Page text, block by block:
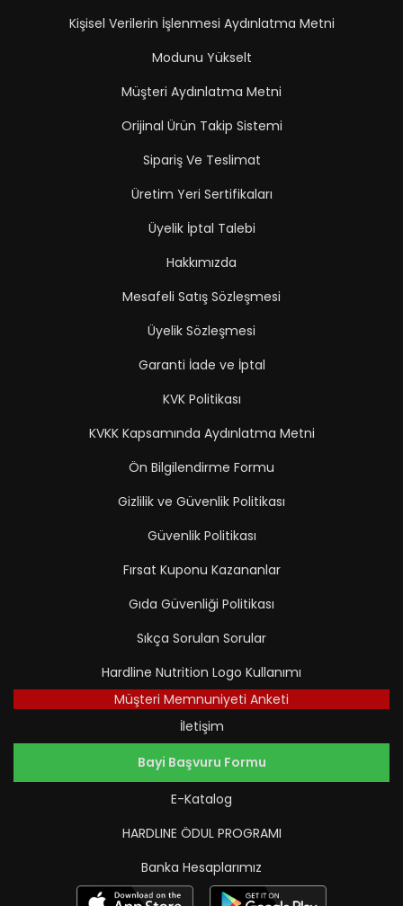
Kişisel Verilerin İşlenmesi Aydınlatma Metni
Modunu Yükselt
Müşteri Aydınlatma Metni
Orijinal Ürün Takip Sistemi
Sipariş Ve Teslimat
Üretim Yeri Sertifikaları
Üyelik İptal Talebi
Hakkımızda
Mesafeli Satış Sözleşmesi
Üyelik Sözleşmesi
Garanti İade ve İptal
KVK Politikası
KVKK Kapsamında Aydınlatma Metni
Ön Bilgilendirme Formu
Gizlilik ve Güvenlik Politikası
Güvenlik Politikası
Fırsat Kuponu Kazananlar
Gıda Güvenliği Politikası
Sıkça Sorulan Sorular
Hardline Nutrition Logo Kullanımı
Müşteri Memnuniyeti Anketi
İletişim
Bayi Başvuru Formu
E-Katalog
HARDLINE ÖDUL PROGRAMI
Banka Hesaplarımız